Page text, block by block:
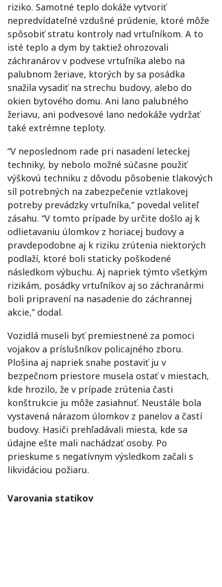
riziko. Samotné teplo dokáže vytvoriť
nepredvídateľné vzdušné prúdenie, ktoré môže
spôsobiť stratu kontroly nad vrtuľníkom. A to
isté teplo a dym by taktiež ohrozovali
záchranárov v podvese vrtuľníka alebo na
palubnom žeriave, ktorých by sa posádka
snažila vysadiť na strechu budovy, alebo do
okien bytového domu. Ani lano palubného
žeriavu, ani podvesové lano nedokáže vydržať
také extrémne teploty.
“V neposlednom rade pri nasadení leteckej
techniky, by nebolo možné súčasne použiť
výškovú techniku z dôvodu pôsobenie tlakových
síl potrebných na zabezpečenie vztlakovej
potreby prevádzky vrtuľníka,” povedal veliteľ
zásahu. “V tomto prípade by určite došlo aj k
odlietavaniu úlomkov z horiacej budovy a
pravdepodobne aj k riziku zrútenia niektorých
podlaží, ktoré boli staticky poškodené
následkom výbuchu. Aj napriek týmto všetkým
rizikám, posádky vrtuľníkov aj so záchranármi
boli pripravení na nasadenie do záchrannej
akcie,” dodal.
Vozidlá museli byť premiestnené za pomoci
vojakov a príslušníkov policajného zboru.
Plošina aj napriek snahe postaviť ju v
bezpečnom priestore musela ostať v miestach,
kde hrozilo, že v prípade zrútenia časti
konštrukcie ju môže zasiahnuť. Neustále bola
vystavená nárazom úlomkov z panelov a častí
budovy. Hasiči prehľadávali miesta, kde sa
údajne ešte mali nachádzať osoby. Po
prieskume s negatívnym výsledkom začali s
likvidáciou požiaru.
Varovania statikov